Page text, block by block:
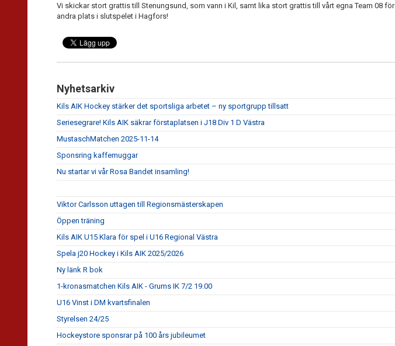
Vi skickar stort grattis till Stenungsund, som vann i Kil, samt lika stort grattis till vårt egna Team 08 för
andra plats i slutspelet i Hagfors!
Nyhetsarkiv
Kils AIK Hockey stärker det sportsliga arbetet – ny sportgrupp tillsatt
Seriesegrare! Kils AIK säkrar förstaplatsen i J18 Div 1 D Västra
MustaschMatchen 2025-11-14
Sponsring kaffemuggar
Nu startar vi vår Rosa Bandet insamling!
Viktor Carlsson uttagen till Regionsmästerskapen
Öppen träning
Kils AIK U15 Klara för spel i U16 Regional Västra
Spela j20 Hockey i Kils AIK 2025/2026
Ny länk R bok
1-kronasmatchen Kils AIK - Grums IK 7/2 19.00
U16 Vinst i DM kvartsfinalen
Styrelsen 24/25
Hockeystore sponsrar på 100 års jubileumet